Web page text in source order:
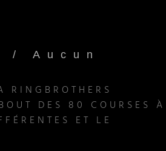
Aucun
DES 80 COURSES À
ET LE